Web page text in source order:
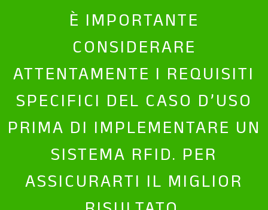
È IMPORTANTE
CONSIDERARE
ATTENTAMENTE I REQUISITI
SPECIFICI DEL CASO D’USO
PRIMA DI IMPLEMENTARE UN
SISTEMA RFID. PER
ASSICURARTI IL MIGLIOR